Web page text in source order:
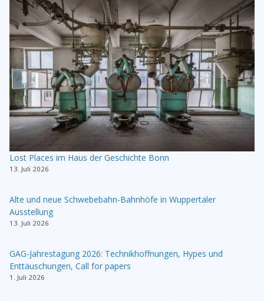
Lost Places im Haus der Geschichte Bonn
13. Juli 2026
Alte und neue Schwebebahn-Bahnhöfe in Wuppertaler
Ausstellung
13. Juli 2026
GAG-Jahrestagung 2026: Technikhoffnungen, Hypes und
Enttäuschungen, Call for papers
1. Juli 2026